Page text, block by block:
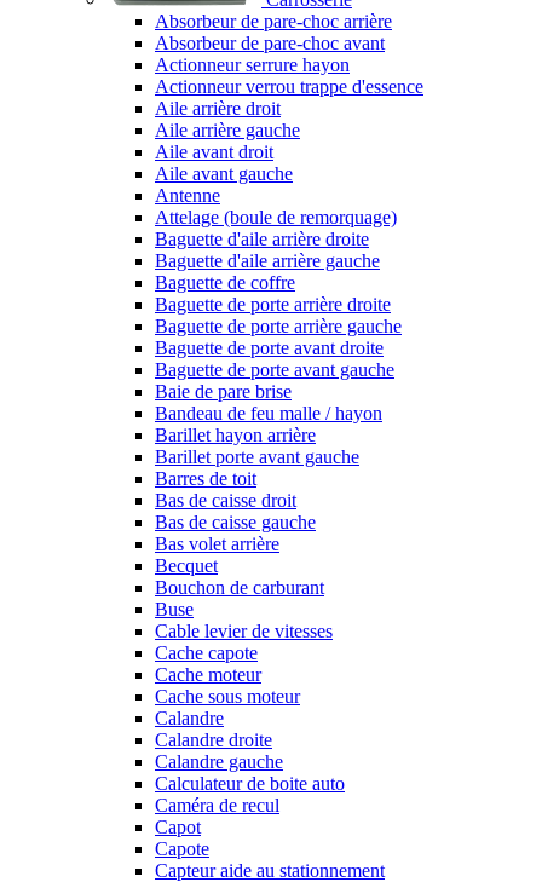
Absorbeur de pare-choc arrière
Absorbeur de pare-choc avant
Actionneur serrure hayon
Actionneur verrou trappe d'essence
Aile arrière droit
Aile arrière gauche
Aile avant droit
Aile avant gauche
Antenne
Attelage (boule de remorquage)
Baguette d'aile arrière droite
Baguette d'aile arrière gauche
Baguette de coffre
Baguette de porte arrière droite
Baguette de porte arrière gauche
Baguette de porte avant droite
Baguette de porte avant gauche
Baie de pare brise
Bandeau de feu malle / hayon
Barillet hayon arrière
Barillet porte avant gauche
Barres de toit
Bas de caisse droit
Bas de caisse gauche
Bas volet arrière
Becquet
Bouchon de carburant
Buse
Cable levier de vitesses
Cache capote
Cache moteur
Cache sous moteur
Calandre
Calandre droite
Calandre gauche
Calculateur de boite auto
Caméra de recul
Capot
Capote
Capteur aide au stationnement